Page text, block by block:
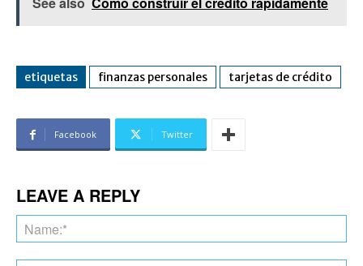
etiquetas finanzas personales tarjetas de crédito
Facebook Twitter
LEAVE A REPLY